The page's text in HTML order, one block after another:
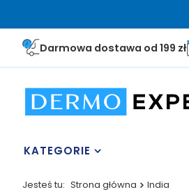
Darmowa dostawa od 199 zł
KATEGORIE
Jesteś tu: Strona główna India